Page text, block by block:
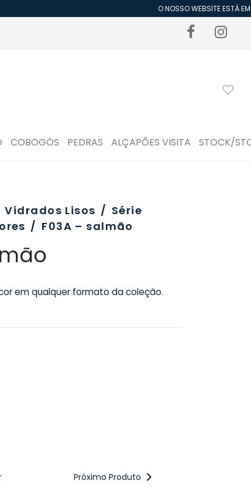
O NOSSO WEBSITE ESTÁ
COBOGÓS PEDRAS ALÇAPÕES VISITA STOCK/
Vidrados Lisos / Série
/ F03A – salmão
em qualquer formato da coleção.
Próximo Produto